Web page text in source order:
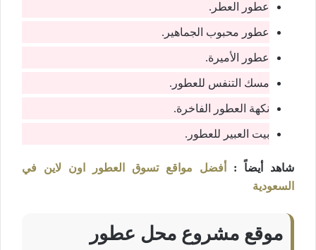
عطور العطر.
عطور محبوب الجماهير.
عطور الأميرة.
مسك التنفس للعطور.
نكهة العطور الفاخرة.
بيت العبير للعطور.
شاهد أيضاً :
أفضل مواقع تسوق العطور اون لاين في
السعودية
موقع مشروع محل عطور